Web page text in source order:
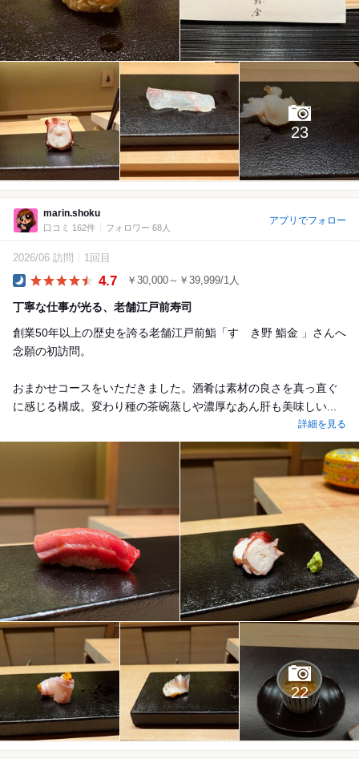
23
marin.shoku
口コミ 162件 フォロワー 68人
アプリでフォロー
2026/06 訪問 1回目
4.7 ￥30,000～￥39,999/1人
丁寧な仕事が光る、老舗江戸前寿司
創業50年以上の歴史を誇る老舗江戸前鮨「すゝき野 鮨金 」さんへ
念願の初訪問。
おまかせコースをいただきました。酒肴は素材の良さを真っ直ぐ
に感じる構成。変わり種の茶碗蒸しや濃厚なあん肝も美味しい...
詳細を見る
22